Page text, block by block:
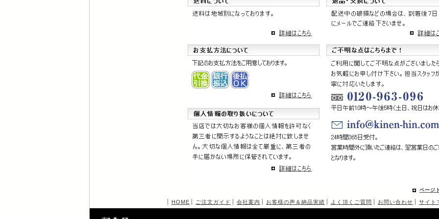
ページ
HOME ご注文ガイド 会社案内 お客様の声＆納品実績 よく頂くご質問 お問い合わせ サイト